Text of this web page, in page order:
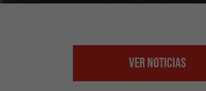
Ver Noticias